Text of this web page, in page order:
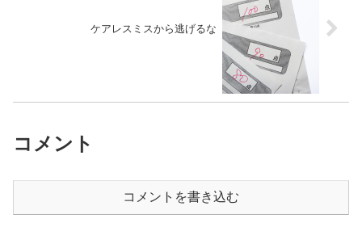
ケアレスミスから逃げるな
コメント
コメントを書き込む